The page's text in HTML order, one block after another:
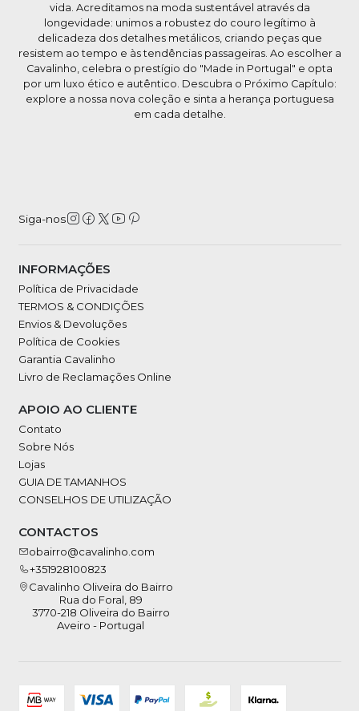
vida. Acreditamos na moda sustentável através da
longevidade: unimos a robustez do couro legítimo à
delicadeza dos detalhes metálicos, criando peças que
resistem ao tempo e às tendências passageiras. Ao escolher a
Cavalinho, celebra o prestígio do "Made in Portugal" e opta
por um luxo ético e autêntico. Descubra o Próximo Capítulo:
explore a nossa nova coleção e sinta a herança portuguesa
em cada detalhe.
Siga-nos
INFORMAÇÕES
Política de Privacidade
TERMOS & CONDIÇÕES
Envios & Devoluções
Política de Cookies
Garantia Cavalinho
Livro de Reclamações Online
APOIO AO CLIENTE
Contato
Sobre Nós
Lojas
GUIA DE TAMANHOS
CONSELHOS DE UTILIZAÇÃO
CONTACTOS
obairro@cavalinho.com
+351928100823
Cavalinho Oliveira do Bairro
Rua do Foral, 89
3770-218 Oliveira do Bairro
Aveiro - Portugal